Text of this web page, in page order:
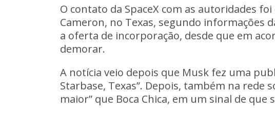
O contato da SpaceX com as autoridades
Cameron, no Texas, segundo informações
a oferta de incorporação, desde que em
demorar.
A notícia veio depois que Musk fez uma
Starbase, Texas”. Depois, também na
maior” que Boca Chica, em um sinal de